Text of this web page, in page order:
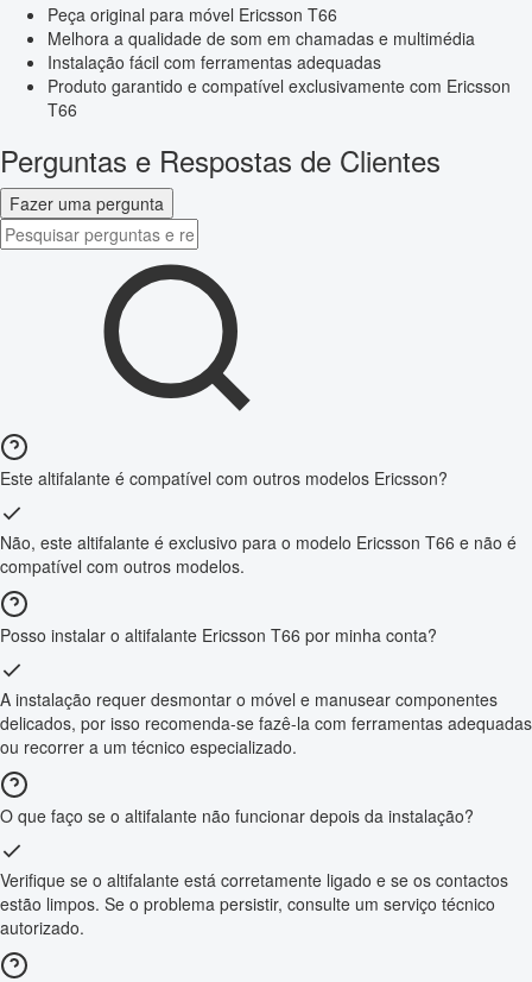
Peça original para móvel Ericsson T66
Melhora a qualidade de som em chamadas e multimédia
Instalação fácil com ferramentas adequadas
Produto garantido e compatível exclusivamente com Ericsson
T66
Perguntas e Respostas de Clientes
Fazer uma pergunta
Este altifalante é compatível com outros modelos Ericsson?
Não, este altifalante é exclusivo para o modelo Ericsson T66 e não é
compatível com outros modelos.
Posso instalar o altifalante Ericsson T66 por minha conta?
A instalação requer desmontar o móvel e manusear componentes
delicados, por isso recomenda-se fazê-la com ferramentas adequadas
ou recorrer a um técnico especializado.
O que faço se o altifalante não funcionar depois da instalação?
Verifique se o altifalante está corretamente ligado e se os contactos
estão limpos. Se o problema persistir, consulte um serviço técnico
autorizado.